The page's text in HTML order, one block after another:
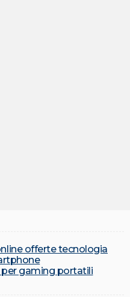
offerte tecnologia
per gaming portatili